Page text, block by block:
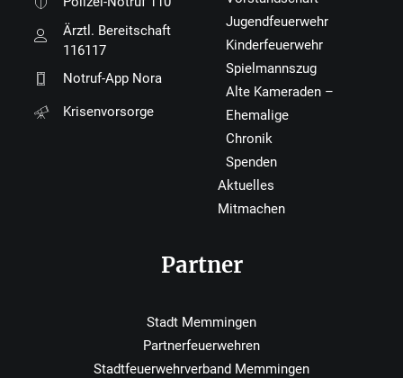
Ärztl. Bereitschaft
116117
Notruf-App Nora
Krisenvorsorge
Jugendfeuerwehr
Kinderfeuerwehr
Spielmannszug
Alte Kameraden –
Ehemalige
Chronik
Spenden
Aktuelles
Mitmachen
Partner
Stadt Memmingen
Partnerfeuerwehren
Stadtfeuerwehrverband Memmingen